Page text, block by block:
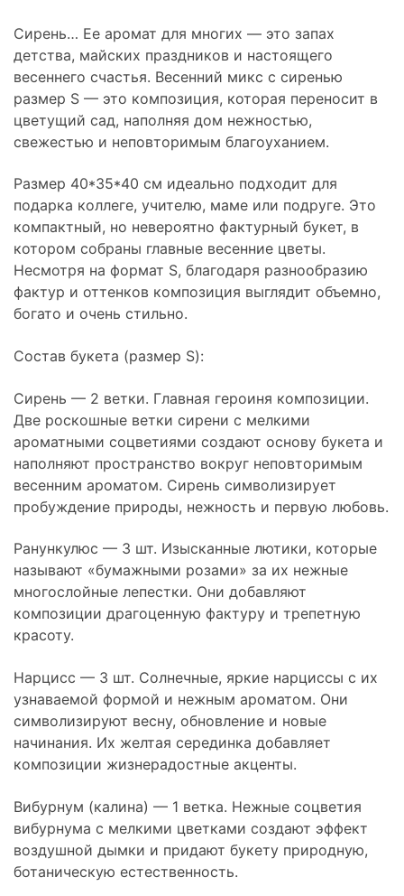
Сирень… Ее аромат для многих — это запах
детства, майских праздников и настоящего
весеннего счастья. Весенний микс с сиренью
размер S — это композиция, которая переносит в
цветущий сад, наполняя дом нежностью,
свежестью и неповторимым благоуханием.
Размер 40*35*40 см идеально подходит для
подарка коллеге, учителю, маме или подруге. Это
компактный, но невероятно фактурный букет, в
котором собраны главные весенние цветы.
Несмотря на формат S, благодаря разнообразию
фактур и оттенков композиция выглядит объемно,
богато и очень стильно.
Состав букета (размер S):
Сирень — 2 ветки. Главная героиня композиции.
Две роскошные ветки сирени с мелкими
ароматными соцветиями создают основу букета и
наполняют пространство вокруг неповторимым
весенним ароматом. Сирень символизирует
пробуждение природы, нежность и первую любовь.
Ранункулюс — 3 шт. Изысканные лютики, которые
называют «бумажными розами» за их нежные
многослойные лепестки. Они добавляют
композиции драгоценную фактуру и трепетную
красоту.
Нарцисс — 3 шт. Солнечные, яркие нарциссы с их
узнаваемой формой и нежным ароматом. Они
символизируют весну, обновление и новые
начинания. Их желтая серединка добавляет
композиции жизнерадостные акценты.
Вибурнум (калина) — 1 ветка. Нежные соцветия
вибурнума с мелкими цветками создают эффект
воздушной дымки и придают букету природную,
ботаническую естественность.